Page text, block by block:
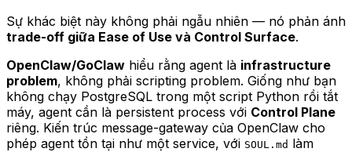
Sự khác biệt này không phải ngẫu nhiên — nó phản ánh
trade-off giữa Ease of Use và Control Surface.
OpenClaw/GoClaw hiểu rằng agent là infrastructure
problem, không phải scripting problem. Giống như bạn
không chạy PostgreSQL trong một script Python rồi tắt
máy, agent cần là persistent process với Control Plane
riêng. Kiến trúc message-gateway của OpenClaw cho
phép agent tồn tại như một service, với SOUL.md làm